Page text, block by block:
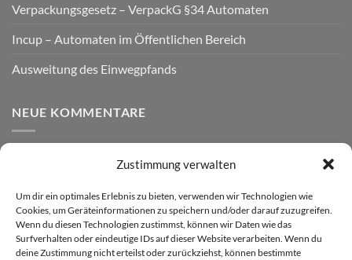
Zustimmung verwalten
Um dir ein optimales Erlebnis zu bieten, verwenden wir Technologien wie
Cookies, um Geräteinformationen zu speichern und/oder darauf zuzugreifen.
Wenn du diesen Technologien zustimmst, können wir Daten wie das
Surfverhalten oder eindeutige IDs auf dieser Website verarbeiten. Wenn du
deine Zustimmung nicht erteilst oder zurückziehst, können bestimmte
Verpackungsgesetz – VerpackG §34 Automaten
Incup – Automaten im Öffentlichen Bereich
Ausweitung des Einwegpfands
NEUE KOMMENTARE